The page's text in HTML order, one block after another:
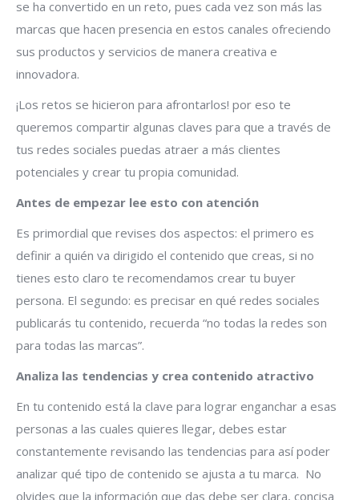
se ha convertido en un reto, pues cada vez son más las
marcas que hacen presencia en estos canales ofreciendo
sus productos y servicios de manera creativa e
innovadora.
¡Los retos se hicieron para afrontarlos! por eso te
queremos compartir algunas claves para que a través de
tus redes sociales puedas atraer a más clientes
potenciales y crear tu propia comunidad.
Antes de empezar lee esto con atención
Es primordial que revises dos aspectos: el primero es
definir a quién va dirigido el contenido que creas, si no
tienes esto claro te recomendamos crear tu buyer
persona. El segundo: es precisar en qué redes sociales
publicarás tu contenido, recuerda “no todas la redes son
para todas las marcas”.
Analiza las tendencias y crea contenido atractivo
En tu contenido está la clave para lograr enganchar a esas
personas a las cuales quieres llegar, debes estar
constantemente revisando las tendencias para así poder
analizar qué tipo de contenido se ajusta a tu marca. No
olvides que la información que das debe ser clara, concisa